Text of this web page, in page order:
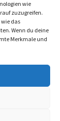
wie
zuzugreifen.
das
Wenn du deine
Merkmale und